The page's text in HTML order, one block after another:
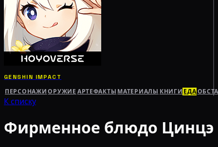
GENSHIN IMPACT
ПЕРСОНАЖИ ОРУЖИЕ АРТЕФАКТЫ МАТЕРИАЛЫ КНИГИ ЕДА
К списку
Фирменное блюдо Цинцэ